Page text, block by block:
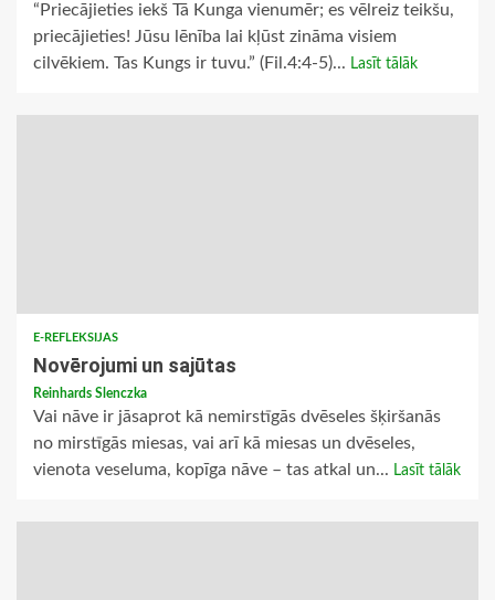
“Priecājieties iekš Tā Kunga vienumēr; es vēlreiz teikšu,
priecājieties! Jūsu lēnība lai kļūst zināma visiem
cilvēkiem. Tas Kungs ir tuvu.” (Fil.4:4-5)... Lasīt tālāk
E-REFLEKSIJAS
Novērojumi un sajūtas
Reinhards Slenczka
Vai nāve ir jāsaprot kā nemirstīgās dvēseles šķiršanās
no mirstīgās miesas, vai arī kā miesas un dvēseles,
vienota veseluma, kopīga nāve – tas atkal un... Lasīt tālāk